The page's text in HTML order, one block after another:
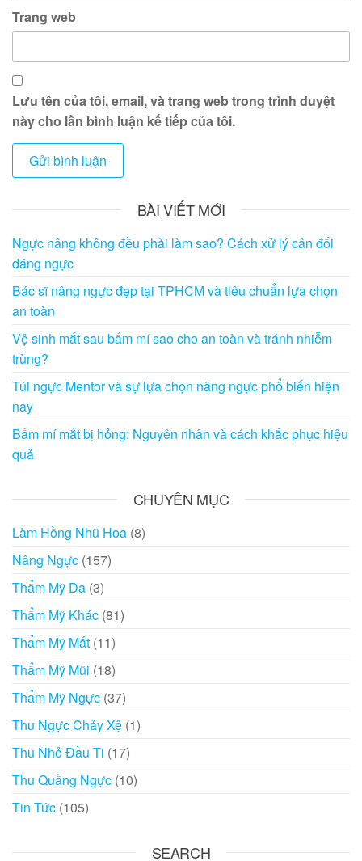
Trang web
Lưu tên của tôi, email, và trang web trong trình duyệt
này cho lần bình luận kế tiếp của tôi.
BÀI VIẾT MỚI
Ngực nâng không đều phải làm sao? Cách xử lý cân đối
dáng ngực
Bác sĩ nâng ngực đẹp tại TPHCM và tiêu chuẩn lựa chọn
an toàn
Vệ sinh mắt sau bấm mí sao cho an toàn và tránh nhiễm
trùng?
Túi ngực Mentor và sự lựa chọn nâng ngực phổ biến hiện
nay
Bấm mí mắt bị hỏng: Nguyên nhân và cách khắc phục hiệu
quả
CHUYÊN MỤC
Làm Hồng Nhũ Hoa (8)
Nâng Ngực (157)
Thẩm Mỹ Da (3)
Thẩm Mỹ Khác (81)
Thẩm Mỹ Mắt (11)
Thẩm Mỹ Mũi (18)
Thẩm Mỹ Ngực (37)
Thu Ngực Chảy Xệ (1)
Thu Nhỏ Đầu Ti (17)
Thu Quầng Ngực (10)
Tin Tức (105)
SEARCH